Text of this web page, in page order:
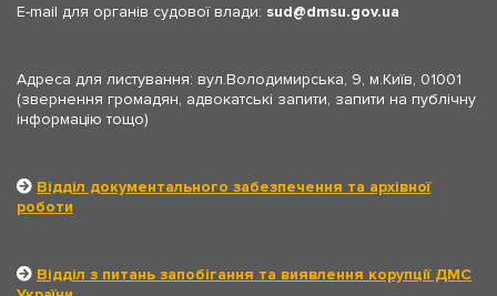
E-mail для органів судової влади: sud dmsu.gov.ua
Адреса для листування: вул.Володимирська, 9, м.Київ, 01001
(звернення громадян, адвокатські запити, запити на публічну
інформацію тощо)
Відділ документального забезпечення та архівної
роботи
Відділ з питань запобігання та виявлення корупції ДМС